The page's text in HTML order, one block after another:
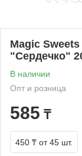
Magic
"Сердечко"
В наличии
Опт и розница
585 ₸
450 ₸ от 45 шт.